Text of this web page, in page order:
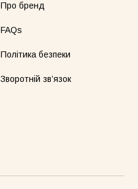
Про бренд
FAQs
Політика безпеки
Зворотній зв’язок